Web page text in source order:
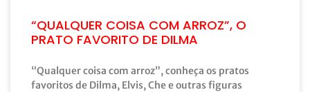
“QUALQUER COISA COM ARROZ”, O
PRATO FAVORITO DE DILMA
“Qualquer coisa com arroz”, conheça os pratos
favoritos de Dilma, Elvis, Che e outras figuras